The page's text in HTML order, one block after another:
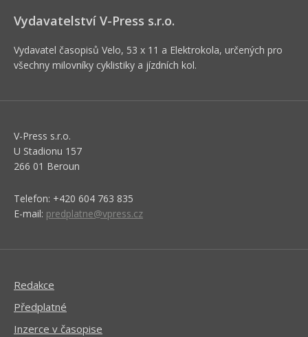
Vydavatelství V-Press s.r.o.
Vydavatel časopisů Velo, 53 x 11 a Elektrokola, určených pro
všechny milovníky cyklistiky a jízdních kol.
V-Press s.r.o.
U Stadionu 157
266 01 Beroun
Telefon: +420 604 763 835
E-mail: predplatne@vpress.cz
Redakce
Předplatné
Inzerce v časopise